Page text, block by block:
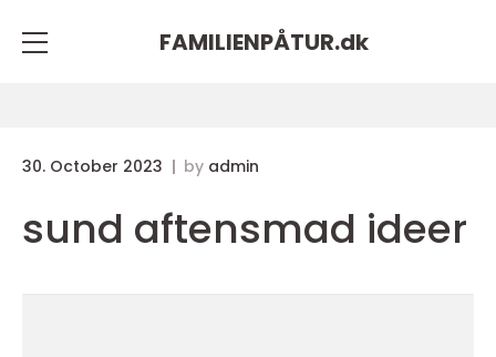
FAMILIENPÅTUR.dk
30. October 2023 by admin
sund aftensmad ideer